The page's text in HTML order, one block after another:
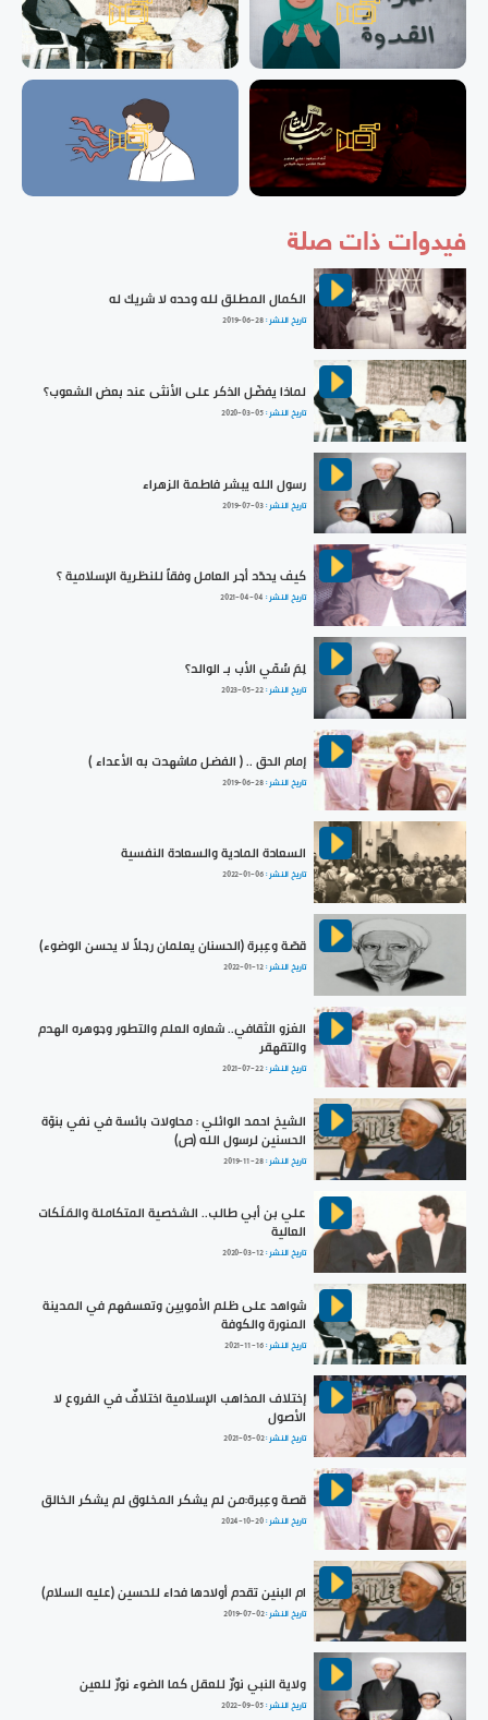
فيدوات ذات صلة
الكمال المطلق لله وحده لا شريك له
تاريخ النشر :2019-06-28
لماذا يفضّل الذكر على الأنثى عند بعض الشعوب؟
تاريخ النشر :2020-03-05
رسول الله يبشر فاطمة الزهراء
تاريخ النشر :2019-07-03
كيف يحدّد أجر العامل وفقاً للنظرية الإسلامية ؟
تاريخ النشر : 2021-04-04
لِمَ سُمّي الأب بـ الوالد؟
تاريخ النشر :2023-05-22
إمام الحق .. ( الفضل ماشهدت به الأعداء )
تاريخ النشر :2019-06-28
السعادة المادية والسعادة النفسية
تاريخ النشر :2022-01-06
قصّة وعِبرة (الحسنان يعلمان رجلاً لا يحسن الوضوء)
تاريخ النشر :2022-01-12
الغزو الثقافي.. شعاره العلم والتطور وجوهره الهدم
والتقهقر
تاريخ النشر :2021-07-22
الشيخ احمد الوائلي : محاولات بائسة في نفي بنوّة
الحسنين لرسول الله (ص)
تاريخ النشر :2019-11-28
علي بن أبي طالب.. الشخصية المتكاملة والمَلَكات
العالية
تاريخ النشر :2020-03-12
شواهد على ظلم الأمويين وتعسفهم في المدينة
المنورة والكوفة
تاريخ النشر :2021-11-16
إختلاف المذاهب الإسلامية اختلافٌ في الفروع لا
الأصول
تاريخ النشر :2021-05-02
قصة وعِبرة:من لم يشكر المخلوق لم يشكر الخالق
تاريخ النشر :2024-10-20
ام البنين تقدم أولادها فداء للحسين (عليه السلام)
تاريخ النشر :2019-07-02
ولاية النبي نورٌ للعقل كما الضوء نورٌ للعين
تاريخ النشر :2022-09-05